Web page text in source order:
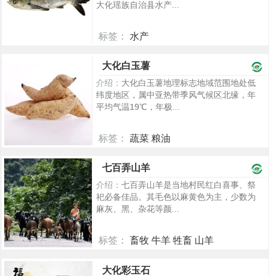
大化瑶族自治县水产...
标签： 水产
大化白玉薯
介绍： 大化白玉薯地理标志地域范围地处低
纬度地区，属中亚热带季风气候区北缘，年
平均气温19℃，年极...
标签： 蔬菜 粮油
七百弄山羊
介绍： 七百弄山羊是当地村民红白喜事、祭
祀必备佳品。其毛色以麻黄色为主，少数为
麻灰、黑、杂花等颜...
标签： 畜牧 牛羊 牲畜 山羊
大化彩玉石